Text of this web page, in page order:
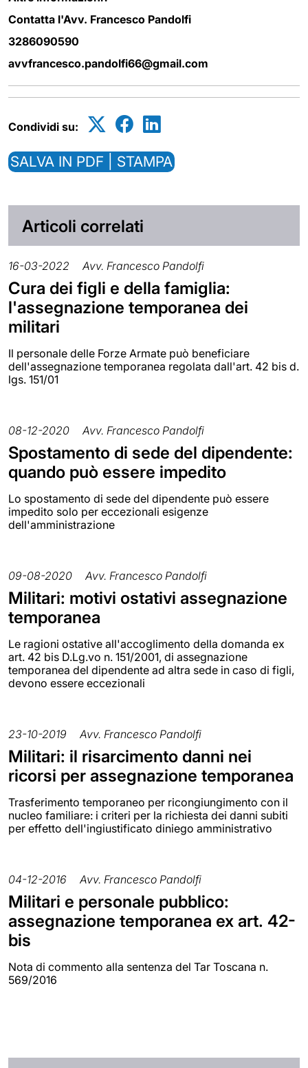
Contatta l'Avv. Francesco Pandolfi
3286090590
avvfrancesco.pandolfi66@gmail.com
Condividi su:
SALVA IN PDF | STAMPA
Articoli correlati
16-03-2022 Avv. Francesco Pandolfi
Cura dei figli e della famiglia:
l'assegnazione temporanea dei
militari
Il personale delle Forze Armate può beneficiare
dell'assegnazione temporanea regolata dall'art. 42 bis d.
lgs. 151/01
08-12-2020 Avv. Francesco Pandolfi
Spostamento di sede del dipendente:
quando può essere impedito
Lo spostamento di sede del dipendente può essere
impedito solo per eccezionali esigenze
dell'amministrazione
09-08-2020 Avv. Francesco Pandolfi
Militari: motivi ostativi assegnazione
temporanea
Le ragioni ostative all'accoglimento della domanda ex
art. 42 bis D.Lg.vo n. 151/2001, di assegnazione
temporanea del dipendente ad altra sede in caso di figli,
devono essere eccezionali
23-10-2019 Avv. Francesco Pandolfi
Militari: il risarcimento danni nei
ricorsi per assegnazione temporanea
Trasferimento temporaneo per ricongiungimento con il
nucleo familiare: i criteri per la richiesta dei danni subiti
per effetto dell'ingiustificato diniego amministrativo
04-12-2016 Avv. Francesco Pandolfi
Militari e personale pubblico:
assegnazione temporanea ex art. 42-
bis
Nota di commento alla sentenza del Tar Toscana n.
569/2016